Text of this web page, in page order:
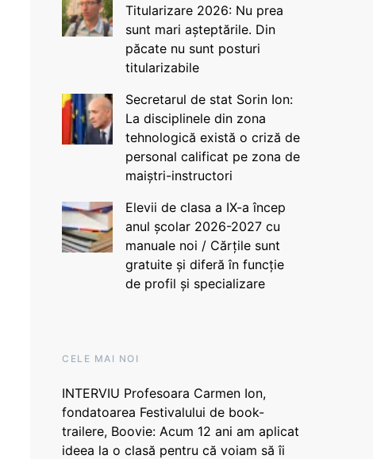
Titularizare 2026: Nu prea
sunt mari așteptările. Din
păcate nu sunt posturi
titularizabile
Secretarul de stat Sorin Ion:
La disciplinele din zona
tehnologică există o criză de
personal calificat pe zona de
maiștri-instructori
Elevii de clasa a IX-a încep
anul școlar 2026-2027 cu
manuale noi / Cărțile sunt
gratuite și diferă în funcție
de profil și specializare
CELE MAI NOI
INTERVIU Profesoara Carmen Ion,
fondatoarea Festivalului de book-
trailere, Boovie: Acum 12 ani am aplicat
ideea la o clasă pentru că voiam să îi